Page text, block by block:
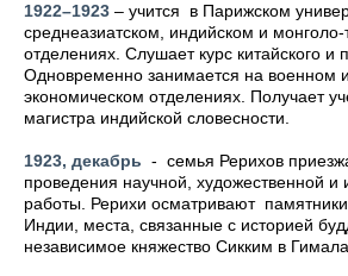
1922–1923 – учится в Парижском
среднеазиатском, индийском и монголо-
отделениях. Слушает курс китайского и
Одновременно занимается на военном
экономическом отделениях. Получает
магистра индийской словесности.
1923, декабрь - семья Рерихов
проведения научной, художественной и
работы. Рерихи осматривают
Индии, места, связанные с историей
независимое княжество Сикким в